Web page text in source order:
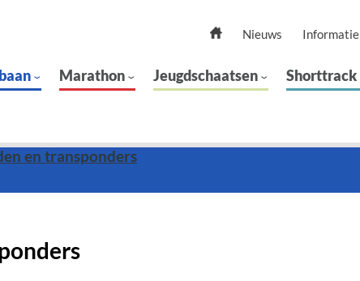
Nieuws Informatie
Marathon Jeugdschaatsen Shorttrack
en transponders